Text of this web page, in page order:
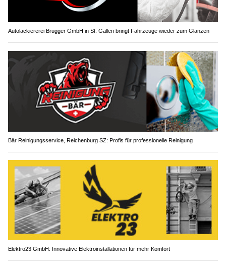
Autolackiererei Brugger GmbH in St. Gallen bringt Fahrzeuge wieder zum Glänzen
Bär Reinigungsservice, Reichenburg SZ: Profis für professionelle Reinigung
Elektro23 GmbH: Innovative Elektroinstallationen für mehr Komfort